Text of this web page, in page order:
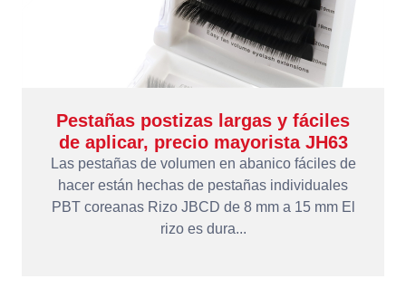
Pestañas postizas largas y fáciles
de aplicar, precio mayorista JH63
Las pestañas de volumen en abanico fáciles de
hacer están hechas de pestañas individuales
PBT coreanas Rizo JBCD de 8 mm a 15 mm El
rizo es dura...